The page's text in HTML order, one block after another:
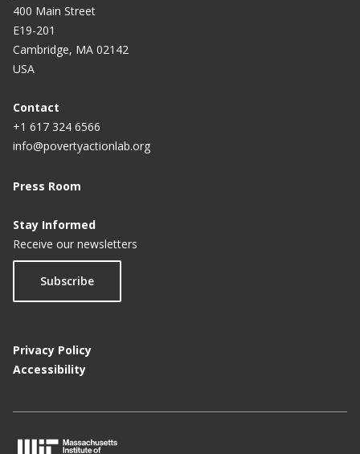
400 Main Street
E19-201
Cambridge, MA 02142
USA
Contact
+1 617 324 6566
info@povertyactionlab.org
Press Room
Stay Informed
Receive our newsletters
Subscribe
Privacy Policy
Accessibility